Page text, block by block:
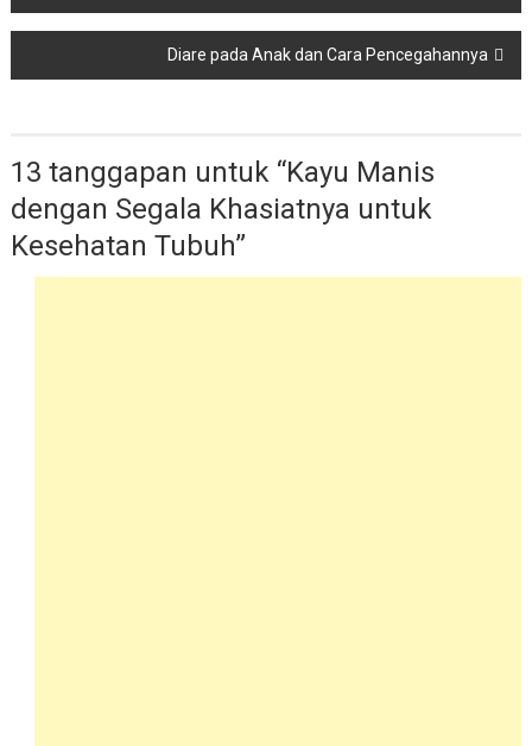
pos
Diare pada Anak dan Cara Pencegahannya
13 tanggapan untuk “Kayu Manis
dengan Segala Khasiatnya untuk
Kesehatan Tubuh”